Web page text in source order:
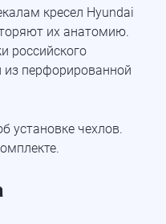
кресел Hyundai
их анатомию.
российского
из перфорированной
установке чехлов.